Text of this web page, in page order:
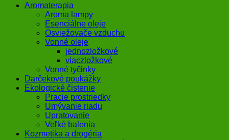
Aromaterapia
Aroma lampy
Esenciálne oleje
Osviežovače vzduchu
Vonné oleje
jednozložkové
viaczložkové
Vonné tyčinky
Darčekové poukážky
Ekologické čistenie
Pracie prostriedky
Umývanie riadu
Upratovanie
Veľké balenia
Kozmetika a drogéria